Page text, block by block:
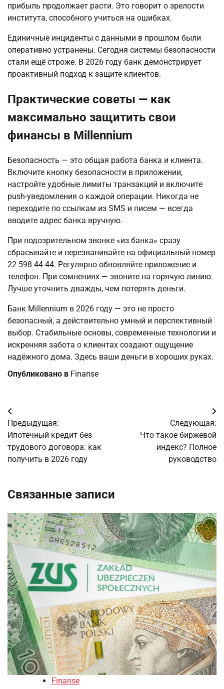
прибыль продолжает расти. Это говорит о зрелости
института, способного учиться на ошибках.
Единичные инциденты с данными в прошлом были
оперативно устранены. Сегодня системы безопасности
стали ещё строже. В 2026 году банк демонстрирует
проактивный подход к защите клиентов.
Практические советы — как
максимально защитить свои
финансы в Millennium
Безопасность — это общая работа банка и клиента.
Включите кнопку безопасности в приложении,
настройте удобные лимиты транзакций и включите
push-уведомления о каждой операции. Никогда не
переходите по ссылкам из SMS и писем — всегда
вводите адрес банка вручную.
При подозрительном звонке «из банка» сразу
сбрасывайте и перезванивайте на официальный номер
22 598 44 44. Регулярно обновляйте приложение и
телефон. При сомнениях — звоните на горячую линию.
Лучше уточнить дважды, чем потерять деньги.
Банк Millennium в 2026 году — это не просто
безопасный, а действительно умный и перспективный
выбор. Стабильные основы, современные технологии и
искренняя забота о клиентах создают ощущение
надёжного дома. Здесь ваши деньги в хороших руках.
Опубликовано в Finanse
Навигация
по
записям
Предыдущая:
Ипотечный кредит без
трудового договора: как
получить в 2026 году
Следующая:
Что такое биржевой
индекс? Полное
руководство
Связанные записи
Finanse